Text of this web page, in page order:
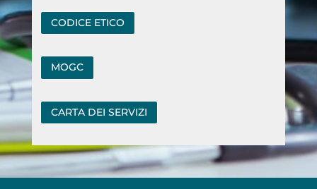
CODICE ETICO
MOGC
CARTA DEI SERVIZI